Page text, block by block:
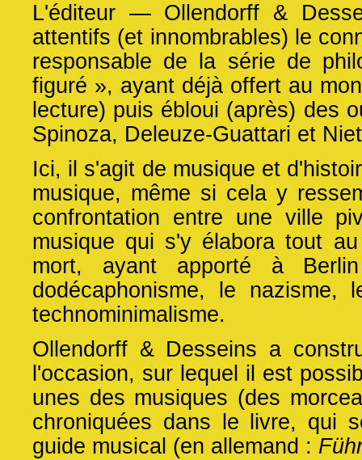
L'éditeur — Ollendorff &
attentifs (et innombrables) le
responsable de la série de
figuré », ayant déjà offert au
lecture) puis ébloui (après) des
Spinoza, Deleuze-Guattari et
Ici, il s'agit de musique et
musique, même si cela y
confrontation entre une ville
musique qui s'y élabora tout
mort, ayant apporté à
dodécaphonisme, le nazisme,
technominimalisme.
Ollendorff & Desseins a
l'occasion, sur lequel il est
unes des musiques (des
chroniquées dans le livre, qui
guide musical (en allemand :